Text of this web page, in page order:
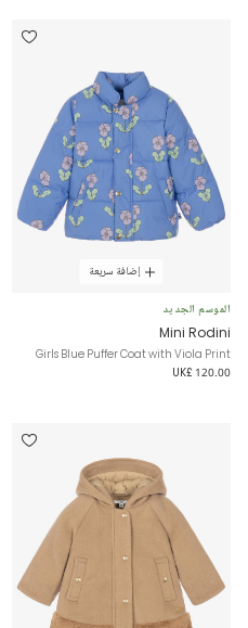
إضافة سريعة
الموسم الجديد
Mini Rodini
Girls Blue Puffer Coat with Viola Print
UK£ 120.00